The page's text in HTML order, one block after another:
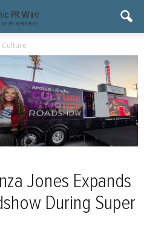
Jones Expands
During Super